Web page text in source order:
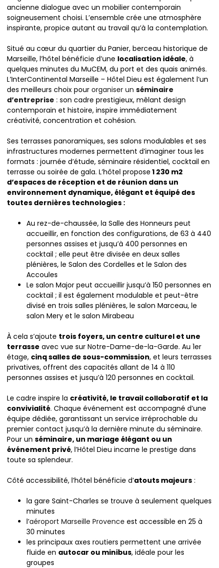
ancienne dialogue avec un mobilier contemporain
soigneusement choisi. L’ensemble crée une atmosphère
inspirante, propice autant au travail qu’à la contemplation.
Situé au cœur du quartier du Panier, berceau historique de
Marseille, l’hôtel bénéficie d’une localisation idéale, à
quelques minutes du MuCEM, du port et des quais animés.
L’InterContinental Marseille – Hôtel Dieu est également l’un
des meilleurs choix pour organiser un séminaire
d’entreprise : son cadre prestigieux, mêlant design
contemporain et histoire, inspire immédiatement
créativité, concentration et cohésion.
Ses terrasses panoramiques, ses salons modulables et ses
infrastructures modernes permettent d’imaginer tous les
formats : journée d’étude, séminaire résidentiel, cocktail en
terrasse ou soirée de gala. L’hôtel propose 1 230 m2
d’espaces de réception et de réunion dans un
environnement dynamique, élégant et équipé des
toutes dernières technologies :
Au rez-de-chaussée, la Salle des Honneurs peut
accueillir, en fonction des configurations, de 63 à 440
personnes assises et jusqu’à 400 personnes en
cocktail ; elle peut être divisée en deux salles
plénières, le Salon des Cordelles et le Salon des
Accoules
Le salon Major peut accueillir jusqu’à 150 personnes en
cocktail ; il est également modulable et peut-être
divisé en trois salles plénières, le salon Marceau, le
salon Mery et le salon Mirabeau
À cela s’ajoute trois foyers, un centre culturel et une
terrasse avec vue sur Notre-Dame-de-la-Garde. Au 1er
étage, cinq salles de sous-commission, et leurs terrasses
privatives, offrent des capacités allant de 14 à 110
personnes assises et jusqu’à 120 personnes en cocktail.
Le cadre inspire la créativité, le travail collaboratif et la
convivialité. Chaque événement est accompagné d’une
équipe dédiée, garantissant un service irréprochable du
premier contact jusqu’à la dernière minute du séminaire.
Pour un séminaire, un mariage élégant ou un
événement privé, l’Hôtel Dieu incarne le prestige dans
toute sa splendeur.
Côté accessibilité, l’hôtel bénéficie d’atouts majeurs :
la gare Saint-Charles se trouve à seulement quelques
minutes
l’aéroport Marseille Provence est accessible en 25 à
30 minutes
les principaux axes routiers permettent une arrivée
fluide en autocar ou minibus, idéale pour les
groupes